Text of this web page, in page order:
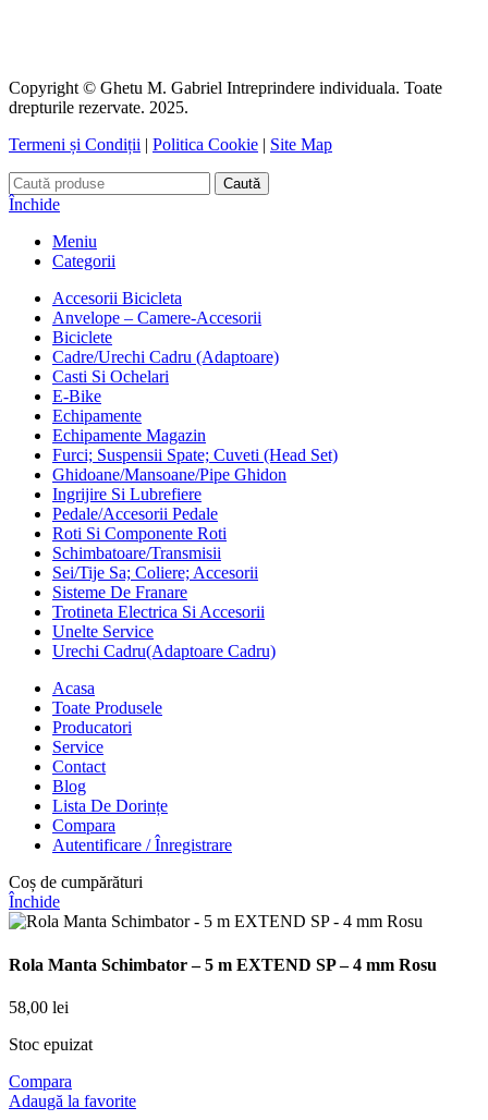
Copyright © Ghetu M. Gabriel Intreprindere individuala. Toate
drepturile rezervate. 2025.
Termeni și Condiții | Politica Cookie | Site Map
Caută
Închide
Meniu
Categorii
Accesorii Bicicleta
Anvelope – Camere-Accesorii
Biciclete
Cadre/Urechi Cadru (Adaptoare)
Casti Si Ochelari
E-Bike
Echipamente
Echipamente Magazin
Furci; Suspensii Spate; Cuveti (Head Set)
Ghidoane/Mansoane/Pipe Ghidon
Ingrijire Si Lubrefiere
Pedale/Accesorii Pedale
Roti Si Componente Roti
Schimbatoare/Transmisii
Sei/Tije Sa; Coliere; Accesorii
Sisteme De Franare
Trotineta Electrica Si Accesorii
Unelte Service
Urechi Cadru(Adaptoare Cadru)
Acasa
Toate Produsele
Producatori
Service
Contact
Blog
Lista De Dorințe
Compara
Autentificare / Înregistrare
Coș de cumpărături
Închide
Rola Manta Schimbator – 5 m EXTEND SP – 4 mm Rosu
58,00 lei
Stoc epuizat
Compara
Adaugă la favorite